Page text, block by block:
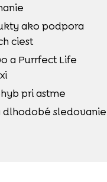
ako podpora
ciest
a Purrfect Life
pri astme
dlhodobé sledovanie